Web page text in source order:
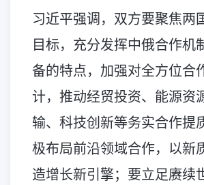
习近平强调，双方要聚焦两
目标，充分发挥中俄合作机
备的特点，加强对全方位合
计，推动经贸投资、能源资
输、科技创新等务实合作提
极布局前沿领域合作，以新
造增长新引擎；要立足赓续